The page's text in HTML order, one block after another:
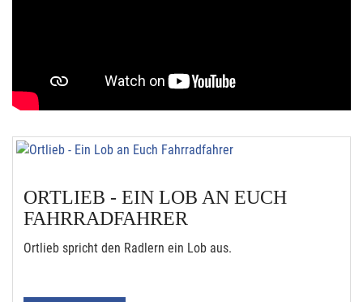
ORTLIEB - EIN LOB AN EUCH
FAHRRADFAHRER
Ortlieb spricht den Radlern ein Lob aus.